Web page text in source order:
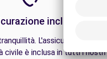
inclusa
L'assicurazione di
civile è inclusa in tutti i nostri